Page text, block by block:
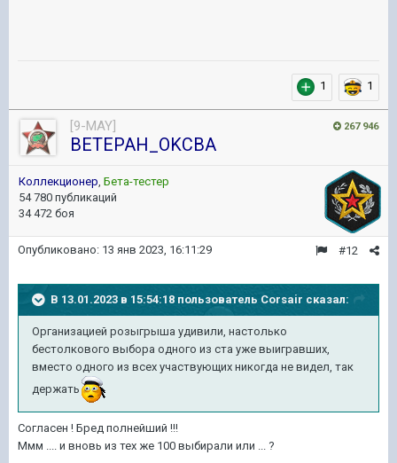
1 1
267 946
[9-MAY]
BETEPAH_OKCBA
Коллекционер, Бета-тестер
54 780 публикаций
34 472 боя
#12
Опубликовано: 13 янв 2023, 16:11:29
В 13.01.2023 в 15:54:18 пользователь Corsair сказал:
Организацией розыгрыша удивили, настолько
бестолкового выбора одного из ста уже выигравших,
вместо одного из всех участвующих никогда не видел, так
держать
Согласен ! Бред полнейший !!!
Ммм .... и вновь из тех же 100 выбирали или ... ?